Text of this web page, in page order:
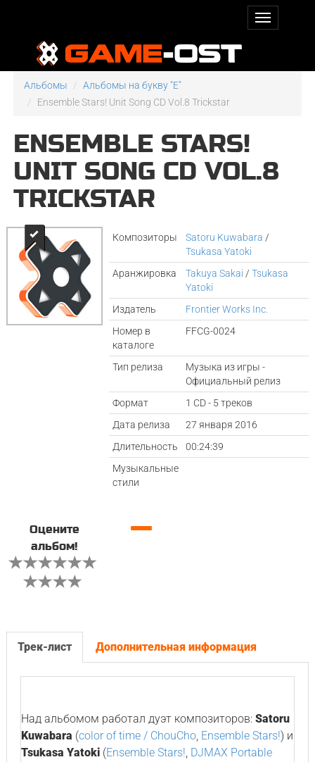
Альбомы
Альбомы на букву "E"
Ensemble Stars! Unit Song CD Vol.8 Trickstar
ENSEMBLE STARS!
UNIT SONG CD VOL.8
TRICKSTAR
Композиторы Satoru Kuwabara /
Tsukasa Yatoki
Аранжировка
Takuya Sakai /Tsukasa
Yatoki
Издатель
Frontier Works Inc.
Номер в
каталоге
FFCG-0024
Тип релиза
Музыка из игры -
Официальный релиз
Формат
1 CD - 5 треков
Дата релиза
27 января 2016
Длительность
00:24:39
Музыкальные
стили
Оцените
альбом!
—
Трек-лист Дополнительная информация
Над альбомом работал дуэт композиторов: Satoru
Kuwabara (color of time / ChouCho, Ensemble Stars!) и
Tsukasa Yatoki(Ensemble Stars!, DJMAX Portable